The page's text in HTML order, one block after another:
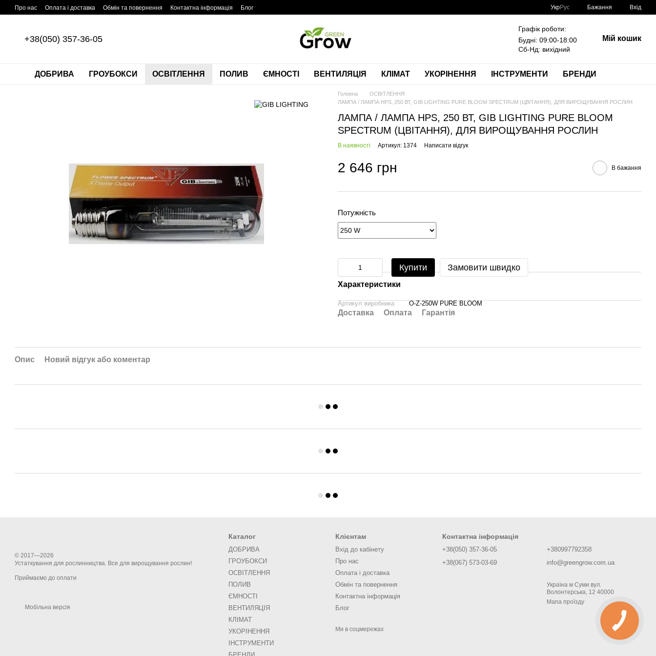
Перейти до основного контенту
Про нас Оплата і доставка Обмін та повернення Контактна інформація Блог УкрРус Бажання Вхід
+38(050) 357-36-05
Графік роботи:
Будні: 09:00-18:00
Сб-Нд: вихідний
Мій кошик
ДОБРИВА ГРОУБОКСИ ОСВІТЛЕННЯ ПОЛИВ ЄМНОСТІ ВЕНТИЛЯЦІЯ КЛІМАТ УКОРІНЕННЯ ІНСТРУМЕНТИ БРЕНДИ
Головна
ОСВІТЛЕННЯ
ЛАМПА / ЛАМПА HPS, 250 ВТ, GIB LIGHTING PURE BLOOM SPECTRUM (ЦВІТАННЯ), ДЛЯ ВИРОЩУВАННЯ РОСЛИН
ЛАМПА / ЛАМПА HPS, 250 ВТ, GIB LIGHTING PURE BLOOM
SPECTRUM (ЦВІТАННЯ), ДЛЯ ВИРОЩУВАННЯ РОСЛИН
В наявності Артикул: 1374 Написати відгук
2 646 грн В бажання
Потужність
Купити Замовити швидко
Характеристики
Артикул виробника O-Z-250W PURE BLOOM
Доставка Оплата Гарантія
Опис Новий відгук або коментар
© 2017—2026
Устаткування для рослинництва. Все для вирощування рослин!
Приймаємо до оплати
Мобільна версія
Каталог
ДОБРИВА
ГРОУБОКСИ
ОСВІТЛЕННЯ
ПОЛИВ
ЄМНОСТІ
ВЕНТИЛЯЦІЯ
КЛІМАТ
УКОРІНЕННЯ
ІНСТРУМЕНТИ
Клієнтам
Вхід до кабінету
Про нас
Оплата і доставка
Обмін та повернення
Контактна інформація
Блог
Ми в соцмережах
Контактна інформація
+38(050) 357-36-05
+38(067) 573-03-69
+380997792358
info@greengrow.com.ua
Україна м Суми вул.
Волонтерська, 12 40000
Мапа проїзду